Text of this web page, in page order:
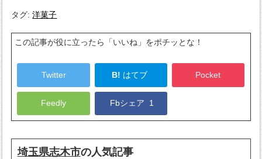
タグ:洋菓子
この記事が役に立ったら「いいね」をポチッとな！
Twitter B! はてブ Pocket
Feedly Fbシェア 1
埼玉県志木市の人気記事